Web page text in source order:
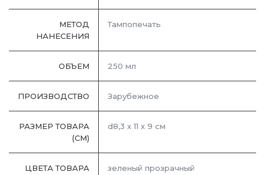
МЕТОД
НАНЕСЕНИЯ
Тампопечать
ОБЪЕМ 250 мл
ПРОИЗВОДСТВО Зарубежное
РАЗМЕР ТОВАРА
(СМ)
d8,3 х 11 х 9 см
ЦВЕТА ТОВАРА зеленый прозрачный